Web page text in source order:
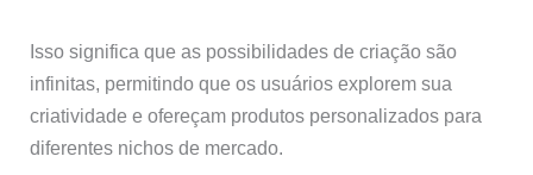
Isso significa que as possibilidades de criação são
infinitas, permitindo que os usuários explorem sua
criatividade e ofereçam produtos personalizados para
diferentes nichos de mercado.